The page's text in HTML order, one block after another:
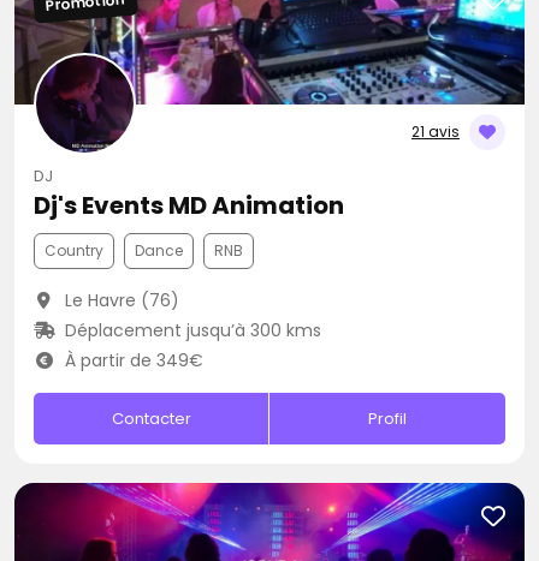
21 avis
DJ
Dj's Events MD Animation
Country Dance RNB
Le Havre (76)
Déplacement jusqu’à 300 kms
À partir de 349€
Contacter Profil